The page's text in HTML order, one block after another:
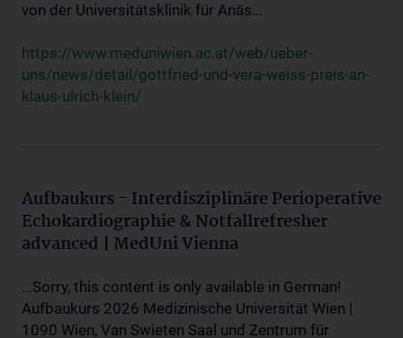
von der Universitätsklinik für Anäs...
https://www.meduniwien.ac.at/web/ueber-
uns/news/detail/gottfried-und-vera-weiss-preis-an-
klaus-ulrich-klein/
Aufbaukurs - Interdisziplinäre Perioperative
Echokardiographie & Notfallrefresher
advanced | MedUni Vienna
...Sorry, this content is only available in German!
Aufbaukurs 2026 Medizinische Universität Wien |
1090 Wien, Van Swieten Saal und Zentrum für